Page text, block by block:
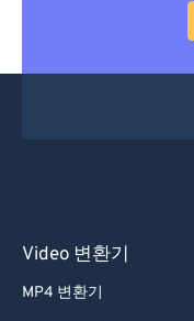
Video 변환기
MP4 변환기